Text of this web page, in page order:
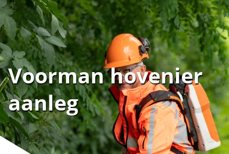
Voorman hovenier
aanleg